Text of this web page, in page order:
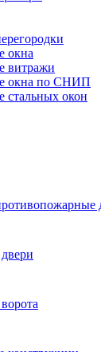
окна
витражи
окна по СНИП
стальных окон